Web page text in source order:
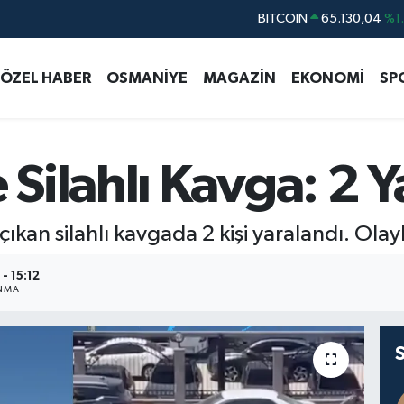
DOLAR 47,7069
STERLİN 64,1897
BITCOIN 65.130,04
ÖZEL HABER OSMANİYE MAGAZİN EKONOMİ
Kavga: 2
silahlı kavgada 2 kişi yaralandı.
15:12